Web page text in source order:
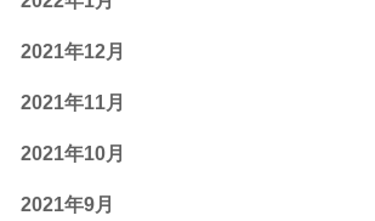
2021年12月
2021年11月
2021年10月
2021年9月